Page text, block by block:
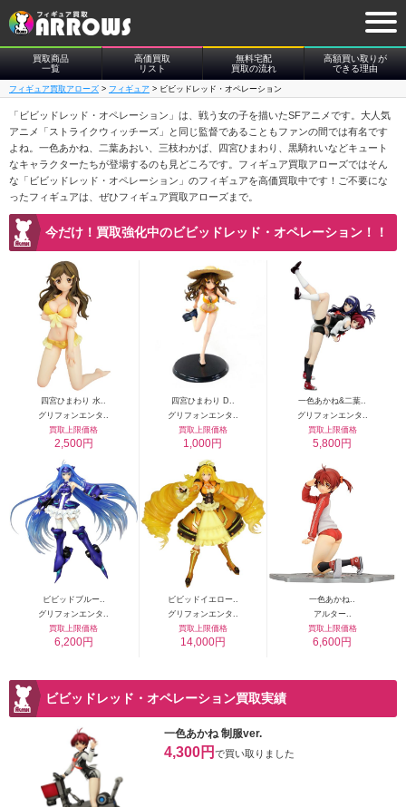
買取商品
一覧
高価買取
リスト
無料宅配
買取の流れ
高額買い取りが
できる理由
フィギュア買取アローズ > フィギュア > ビビッドレッド・オペレーション
「ビビッドレッド・オペレーション」は、戦う女の子を描いたSFアニメです。大人気
アニメ「ストライクウィッチーズ」と同じ監督であることもファンの間では有名です
よね。一色あかね、二葉あおい、三枝わかば、四宮ひまわり、黒騎れいなどキュート
なキャラクターたちが登場するのも見どころです。フィギュア買取アローズではそん
な「ビビッドレッド・オペレーション」のフィギュアを高価買取中です！ご不要にな
ったフィギュアは、ぜひフィギュア買取アローズまで。
今だけ！買取強化中のビビッドレッド・オペレーション！！
四宮ひまわり 水..
グリフォンエンタ..
買取上限価格
2,500円
四宮ひまわり D..
グリフォンエンタ..
買取上限価格
1,000円
一色あかね&二葉..
グリフォンエンタ..
買取上限価格
5,800円
ビビッドブルー..
グリフォンエンタ..
買取上限価格
6,200円
ビビッドイエロー..
グリフォンエンタ..
買取上限価格
14,000円
一色あかね..
アルター..
買取上限価格
6,600円
ビビッドレッド・オペレーション買取実績
一色あかね 制服ver.
4,300円で買い取りました